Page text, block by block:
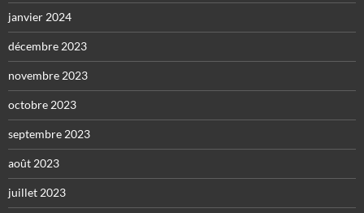
janvier 2024
décembre 2023
novembre 2023
octobre 2023
septembre 2023
août 2023
juillet 2023